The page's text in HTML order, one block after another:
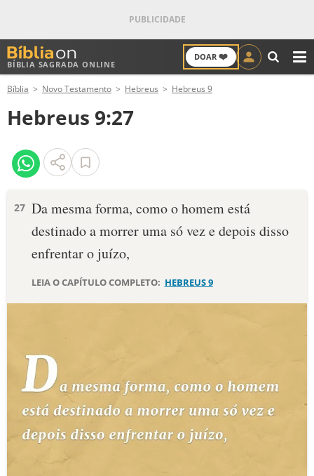
BÍBLIA SAGRADA ONLINE
DOAR ❤️
ANTIGO TESTAMENTO
NOVO TESTAMENTO
VERSÍCULOS
PALAVRA DO DIA
DEVOCIONAL DIÁRIO
ESTUDOS BÍBLICOS
ESBOÇOS DE PREGAÇÃO
TEMAS
Bíblia Novo Testamento Hebreus Hebreus 9
Hebreus 9:27
27 Da mesma forma, como o homem está
destinado a morrer uma só vez e depois disso
enfrentar o juízo,
LEIA O CAPÍTULO COMPLETO: HEBREUS 9